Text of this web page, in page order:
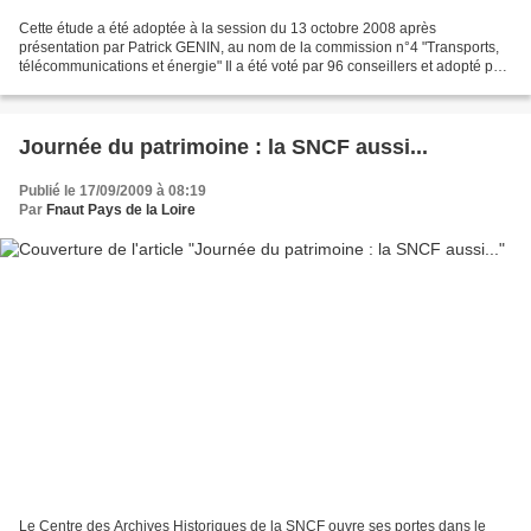
Cette étude a été adoptée à la session du 13 octobre 2008 après
présentation par Patrick GENIN, au nom de la commission n°4 "Transports,
télécommunications et énergie" Il a été voté par 96 conseillers et adopté par
Journée du patrimoine : la SNCF aussi...
Publié le 17/09/2009 à 08:19
Par Fnaut Pays de la Loire
Le Centre des Archives Historiques de la SNCF ouvre ses portes dans le